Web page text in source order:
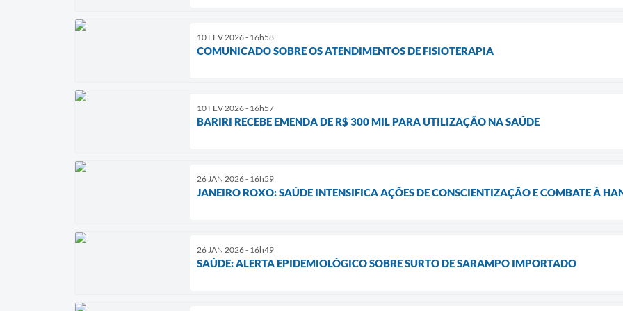
10 FEV 2026 - 16h58
COMUNICADO SOBRE OS ATENDIMENTOS DE FISIOTERAPIA
10 FEV 2026 - 16h57
BARIRI RECEBE EMENDA DE R$ 300 MIL PARA UTILIZAÇÃO NA SAÚDE
26 JAN 2026 - 16h59
JANEIRO ROXO: SAÚDE INTENSIFICA AÇÕES DE CONSCIENTIZAÇÃO E COMBATE À
26 JAN 2026 - 16h49
SAÚDE: ALERTA EPIDEMIOLÓGICO SOBRE SURTO DE SARAMPO IMPORTADO